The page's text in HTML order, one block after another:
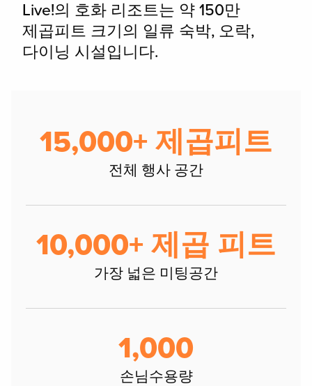
Live!의 호화 리조트는 약 150만
제곱피트 크기의 일류 숙박, 오락,
다이닝 시설입니다.
15,000+ 제곱피트
전체 행사 공간
10,000+ 제곱 피트
가장 넓은 미팅공간
1,000
손님수용량